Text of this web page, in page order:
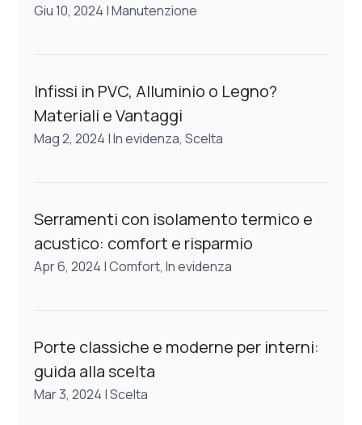
Giu 10, 2024 |Manutenzione
Infissi in PVC, Alluminio o Legno?
Materiali e Vantaggi
Mag 2, 2024 |In evidenza,Scelta
Serramenti con isolamento termico e
acustico: comfort e risparmio
Apr 6, 2024 |Comfort,In evidenza
Porte classiche e moderne per interni:
guida alla scelta
Mar 3, 2024 |Scelta